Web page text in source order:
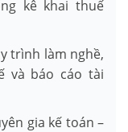
kê khai thuế
trình làm nghề,
và báo cáo tài
gia kế toán –